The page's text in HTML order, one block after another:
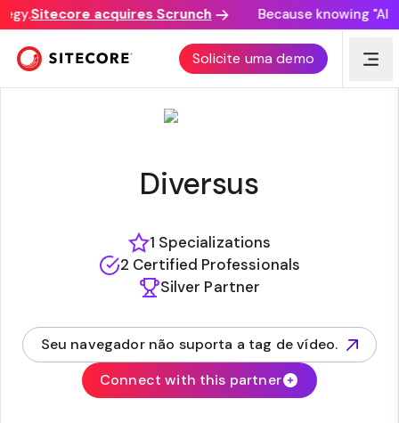
Sitecore acquires Scrunch Because knowing "AI
Solicite uma demo
DIVERSUS
Diversus
1 Specializations
2 Certified Professionals
Silver Partner
Seu navegador não suporta a tag de vídeo.
(opens in new tab)
Connect with this partner